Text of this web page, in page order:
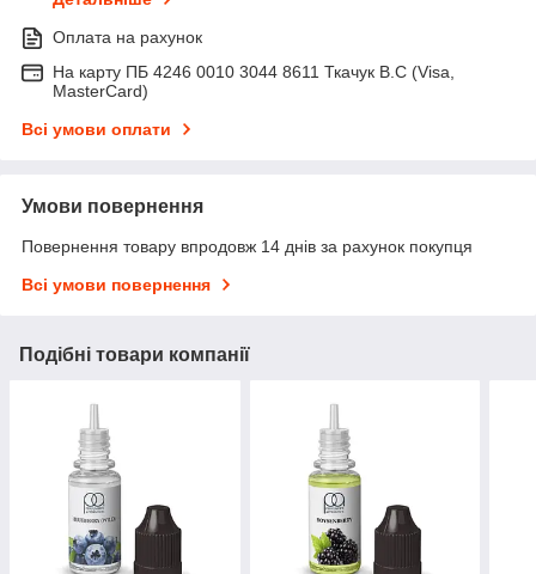
Оплата на рахунок
На карту ПБ 4246 0010 3044 8611 Ткачук В.С (Visa,
MasterCard)
Всі умови оплати
Умови повернення
Повернення товару впродовж 14 днів за рахунок покупця
Всі умови повернення
Подібні товари компанії